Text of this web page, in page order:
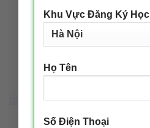
Khu Vực Đăng Ký Học
Họ Tên
Số Điện Thoại